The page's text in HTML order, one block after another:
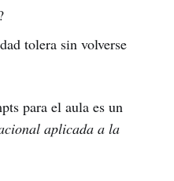
tolera sin volverse
para el aula es un
aplicada a la